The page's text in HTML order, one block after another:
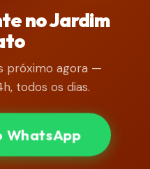
no Jardim
próximo agora —
todos os dias.
WhatsApp